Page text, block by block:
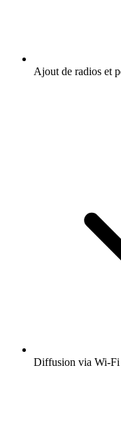
Ajout de radios et
Diffusion via Wi-Fi